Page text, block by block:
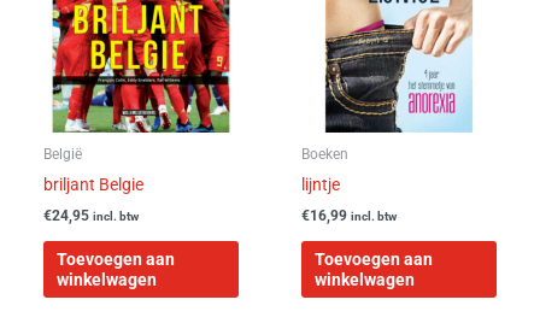
België
briljant Belgie
€24,95 incl. btw
Toevoegen aan
winkelwagen
Boeken
lijntje
€16,99 incl. btw
Toevoegen aan
winkelwagen